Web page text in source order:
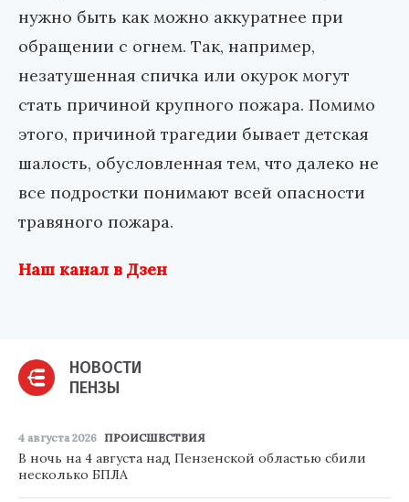
нужно быть как можно аккуратнее при
обращении с огнем. Так, например,
незатушенная спичка или окурок могут
стать причиной крупного пожара. Помимо
этого, причиной трагедии бывает детская
шалость, обусловленная тем, что далеко не
все подростки понимают всей опасности
травяного пожара.
Наш канал в Дзен
НОВОСТИ
ПЕНЗЫ
4 августа 2026 ПРОИСШЕСТВИЯ
В ночь на 4 августа над Пензенской областью сбили
несколько БПЛА